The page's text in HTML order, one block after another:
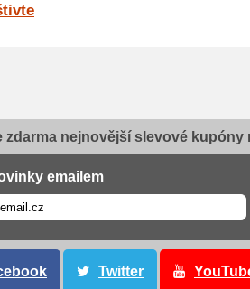
zdarma nejnovější slevové kupóny
emailem
Twitter